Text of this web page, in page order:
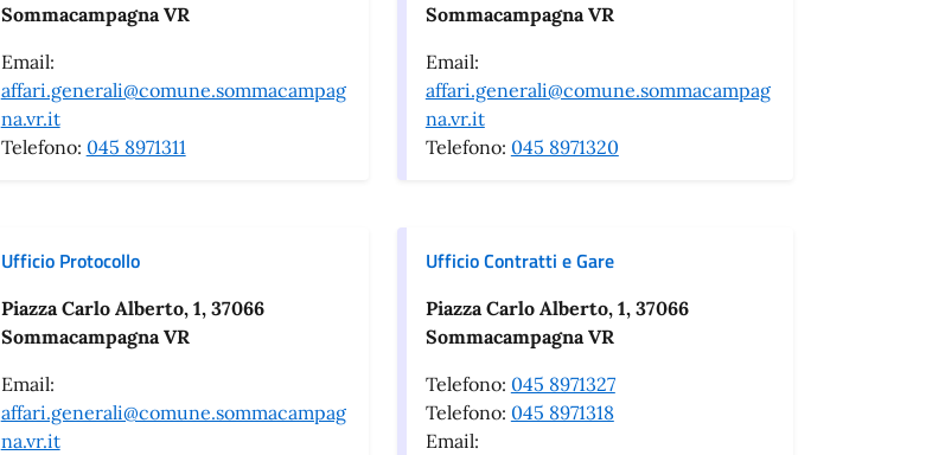
Sommacampagna VR
Email:
affari.generali@comune.sommacampag
na.vr.it
Telefono: 045 8971311
Sommacampagna VR
Email:
affari.generali@comune.sommacampag
na.vr.it
Telefono: 045 8971320
Ufficio Protocollo
Piazza Carlo Alberto, 1, 37066
Sommacampagna VR
Email:
affari.generali@comune.sommacampag
na.vr.it
Ufficio Contratti e Gare
Piazza Carlo Alberto, 1, 37066
Sommacampagna VR
Telefono: 045 8971327
Telefono: 045 8971318
Email: